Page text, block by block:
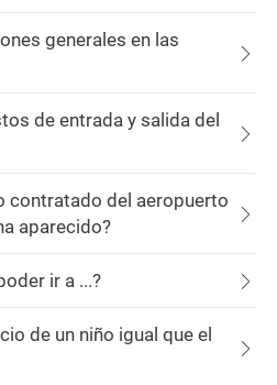
generales en las
de entrada y salida del
contratado del aeropuerto
aparecido?
ir a ...?
de un niño igual que el